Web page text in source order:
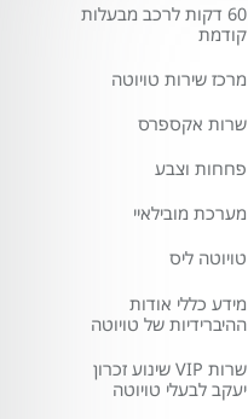
60 דקות לרכב מבעלות
קודמת
מרכז שירות טויוטה
שרות אקספרס
פחחות וצבע
מערכת מובילאיי
טויוטה ליס
מידע כללי אודות
ההיברידיות של טויוטה
שרות VIP שינוע זכרון
יעקב לבעלי טויוטה